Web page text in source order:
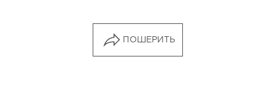
ПОШЕРИТЬ